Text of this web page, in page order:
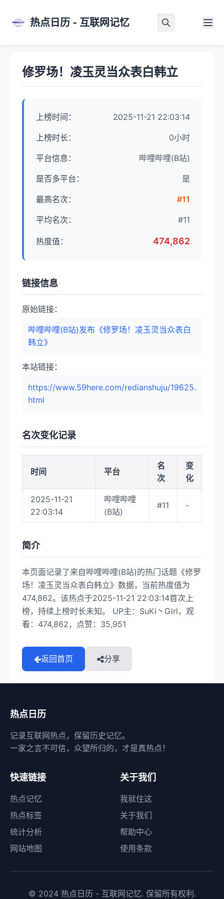
热点日历 - 互联网记忆
修罗场！凌玉灵当众表白韩立
上榜时间： 2025-11-21 22:03:14
上榜时长： 0小时
平台信息： 哔哩哔哩(B站)
是否多平台： 是
最高名次： #11
平均名次： #11
热度值： 474,862
链接信息
原始链接：
哔哩哔哩(B站)发布《修罗场！凌玉灵当众表白
韩立》
本站链接：
https://www.59here.com/redianshuju/19625.
html
名次变化记录
时间 平台
名
次
变
化
2025-11-21
22:03:14
哔哩哔哩
(B站)
#11 -
简介
本页面记录了来自哔哩哔哩(B站)的热门话题《修罗
场！凌玉灵当众表白韩立》数据，当前热度值为
474,862。该热点于2025-11-21 22:03:14首次上
榜，持续上榜时长未知。 UP主：SuKi丶Girl，观
看：474,862，点赞：35,951
返回首页 分享
热点日历
记录互联网热点，保留历史记忆。
一家之言不可信，众望所归的，才是真热点！
快速链接
热点记忆
热点标签
统计分析
网站地图
关于我们
我就住这
关于我们
帮助中心
使用条款
© 2024 热点日历 - 互联网记忆. 保留所有权利.